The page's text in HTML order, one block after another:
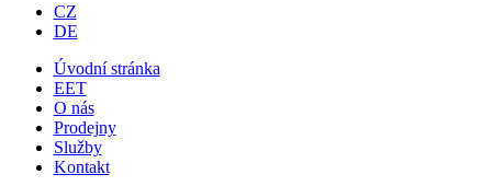
CZ
DE
Úvodní stránka
EET
O nás
Prodejny
Služby
Kontakt